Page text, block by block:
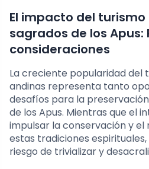
El impacto del turismo
sagrados de los Apus:
consideraciones
La creciente popularidad del
andinas representa tanto
desafíos para la
de los Apus. Mientras que el
impulsar la conservación y
estas tradiciones
riesgo de trivializar y